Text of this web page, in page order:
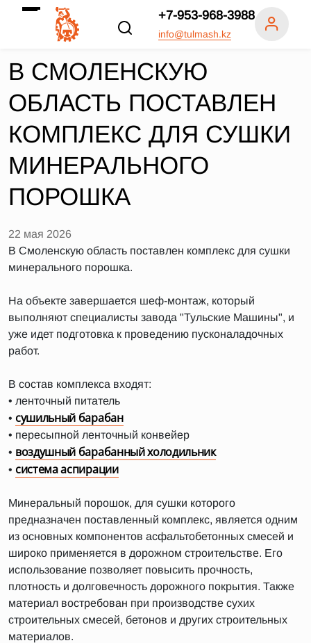
+7-953-968-3988
info@tulmash.kz
В СМОЛЕНСКУЮ
ОБЛАСТЬ ПОСТАВЛЕН
КОМПЛЕКС ДЛЯ СУШКИ
МИНЕРАЛЬНОГО
ПОРОШКА
22 мая 2026
В Смоленскую область поставлен комплекс для сушки
минерального порошка.
На объекте завершается шеф-монтаж, который
выполняют специалисты завода "Тульские Машины", и
уже идет подготовка к проведению пусконаладочных
работ.
В состав комплекса входят:
• ленточный питатель
• сушильный барабан
• пересыпной ленточный конвейер
• воздушный барабанный холодильник
• система аспирации
Минеральный порошок, для сушки которого
предназначен поставленный комплекс, является одним
из основных компонентов асфальтобетонных смесей и
широко применяется в дорожном строительстве. Его
использование позволяет повысить прочность,
плотность и долговечность дорожного покрытия. Также
материал востребован при производстве сухих
строительных смесей, бетонов и других строительных
материалов.